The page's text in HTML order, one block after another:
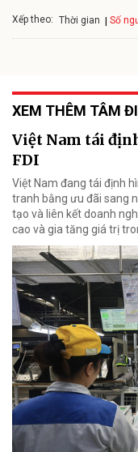
Xếp theo: Thời gian Số
XEM THÊM TÂM
Việt Nam tái
FDI
Việt Nam đang tái định
tranh bằng ưu đãi sang
tạo và liên kết doanh
cao và gia tăng giá trị